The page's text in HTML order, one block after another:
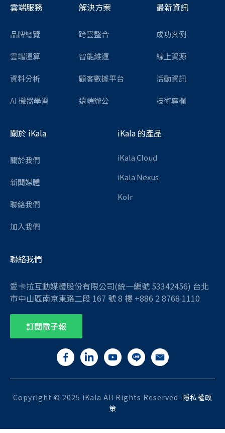
雲端服務
品牌總覽
雲端運算
資料分析
AI 機器學習
解決方案
跨雲整合
智能維運
顧客數據平台
遠端辦公
最新資訊
成功案例
線上資源
活動資訊
技術專欄
關於 iKala
關於我們
新聞媒體
聯絡我們
加入我們
iKala 的產品
iKala Cloud
iKala Nexus
Kolr
聯絡我們
愛卡拉互動媒體股份有限公司(統一編號 53342456) 台北
市中山區南京東路二段 167 號 8 樓 +886 2 8768 1110
訂閱電子報
Copyright © 2025 iKala All Rights Reserved. 隱私權政
策